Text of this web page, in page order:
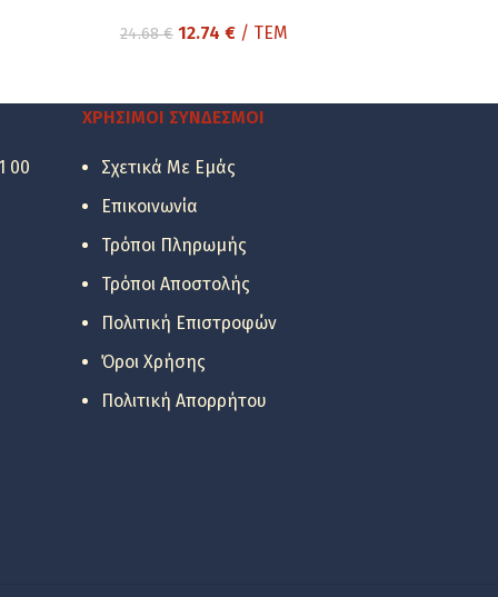
24.68€ Original
24.68 €.
12.74 €Η
είναι:
12.74 €.
/ ΤΕΜ
00
ΧΡΉΣΙΜΟΙ ΣΎΝΔΕΣΜΟΙ
Σχετικά Με Εμάς
Επικοινωνία
Τρόποι Πληρωμής
Τρόποι Αποστολής
Πολιτική Επιστροφών
Όροι Χρήσης
Πολιτική Απορρήτου